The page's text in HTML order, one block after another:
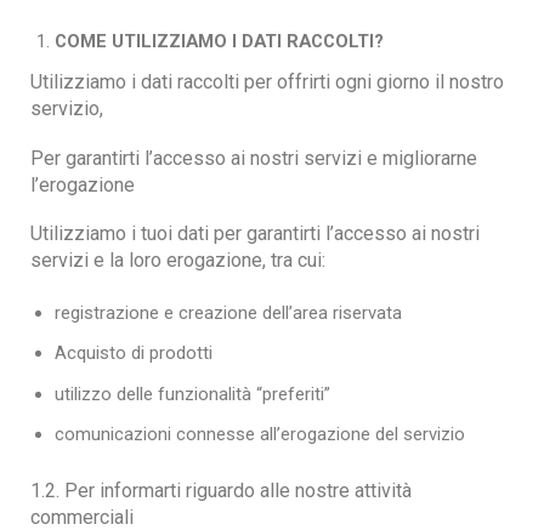
COME UTILIZZIAMO I DATI RACCOLTI?
Utilizziamo i dati raccolti per offrirti ogni giorno il nostro
servizio,
Per garantirti l’accesso ai nostri servizi e migliorarne
l’erogazione
Utilizziamo i tuoi dati per garantirti l’accesso ai nostri
servizi e la loro erogazione, tra cui:
registrazione e creazione dell’area riservata
Acquisto di prodotti
utilizzo delle funzionalità “preferiti”
comunicazioni connesse all’erogazione del servizio
1.2. Per informarti riguardo alle nostre attività
commerciali